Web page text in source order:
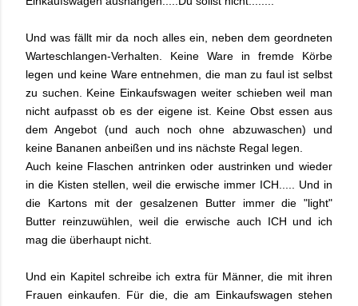
Und was fällt mir da noch alles ein, neben dem geordneten
Warteschlangen-Verhalten. Keine Ware in fremde Körbe
legen und keine Ware entnehmen, die man zu faul ist selbst
zu suchen. Keine Einkaufswagen weiter schieben weil man
nicht aufpasst ob es der eigene ist. Keine Obst essen aus
dem Angebot (und auch noch ohne abzuwaschen) und
keine Bananen anbeißen und ins nächste Regal legen.
Auch keine Flaschen antrinken oder austrinken und wieder
in die Kisten stellen, weil die erwische immer ICH..... Und in
die Kartons mit der gesalzenen Butter immer die "light"
Butter reinzuwühlen, weil die erwische auch ICH und ich
mag die überhaupt nicht.
Und ein Kapitel schreibe ich extra für Männer, die mit ihren
Frauen einkaufen. Für die, die am Einkaufswagen stehen